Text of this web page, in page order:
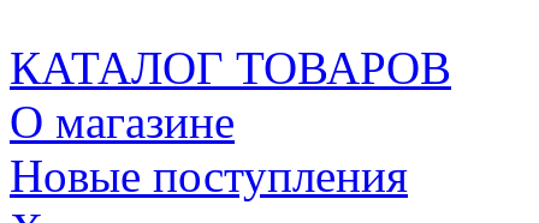
КАТАЛОГ ТОВАРОВ
О магазине
Новые поступления